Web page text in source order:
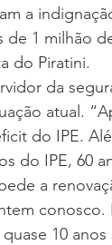
a
de 1 milhão
do Piratini.
da
atual.
do IPE.
do IPE, 60
a
10